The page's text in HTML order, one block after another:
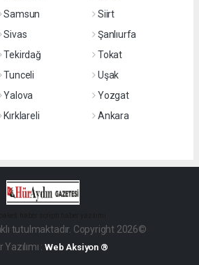
Samsun
Siirt
Sivas
Şanlıurfa
Tekirdağ
Tokat
Tunceli
Uşak
Yalova
Yozgat
Kırklareli Ankara
tutulmaktadır. Copyright 2026©
Yazılımı :Web Aksiyon ®